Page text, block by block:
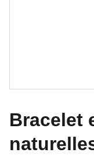
Bracelet